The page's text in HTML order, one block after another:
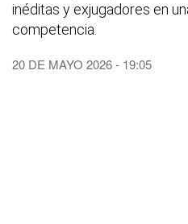
inéditas y exjugadores en
competencia.
20 DE MAYO 2026 - 19:05